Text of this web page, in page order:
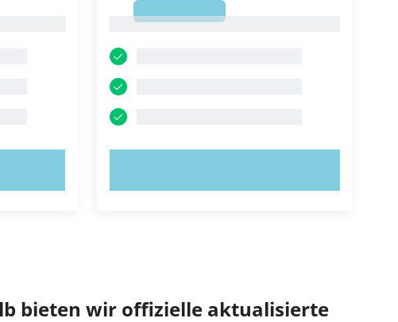
bieten wir offizielle aktualisierte